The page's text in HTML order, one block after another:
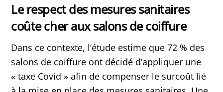
Le respect des mesures sanitaires
coûte cher aux salons de coiffure
Dans ce contexte, l’étude estime que 72 % des
salons de coiffure ont décidé d’appliquer une
« taxe Covid » afin de compenser le surcoût lié